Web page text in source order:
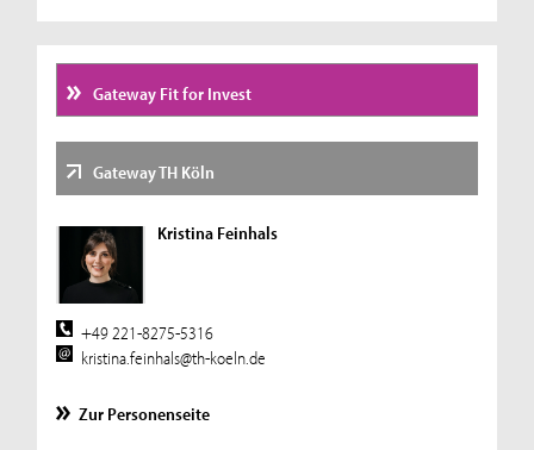
Gateway Fit for Invest
Gateway TH Köln
Kristina Feinhals
+49 221-8275-5316
kristina.feinhals@th-koeln.de
Zur Personenseite